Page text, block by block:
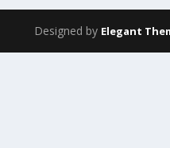
Designed by Elegant